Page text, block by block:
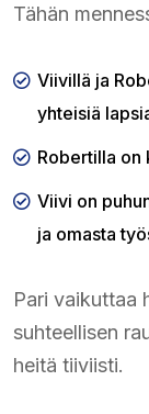
Tähän
Viivillä ja
yhteisiä
Robertilla on
Viivi on
ja omasta
Pari vaikuttaa
suhteellisen
heitä tiiviisti.